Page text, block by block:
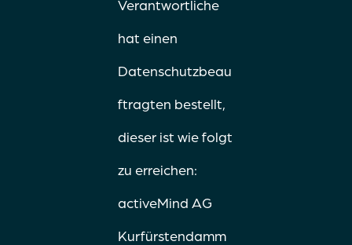
Verantwortliche
hat einen
Datenschutzbeau
ftragten bestellt,
dieser ist wie folgt
zu erreichen:
activeMind AG
Kurfürstendamm